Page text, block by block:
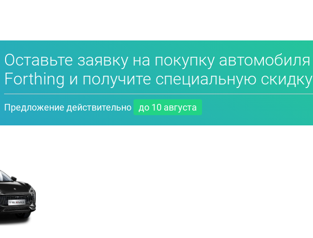
Оставьте заявку на покупку автомобиля
Forthing и получите специальную скидку
Предложение действительно до 10 августа